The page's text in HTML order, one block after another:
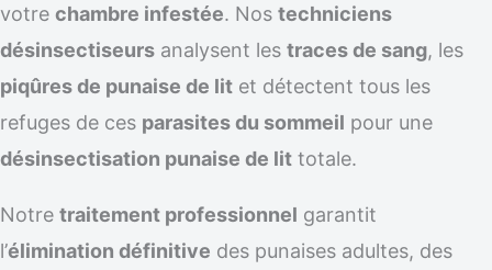
votre chambre infestée. Nos techniciens
désinsectiseurs analysent les traces de sang, les
piqûres de punaise de lit et détectent tous les
refuges de ces parasites du sommeil pour une
désinsectisation punaise de lit totale.
Notre traitement professionnel garantit
l’élimination définitive des punaises adultes, des